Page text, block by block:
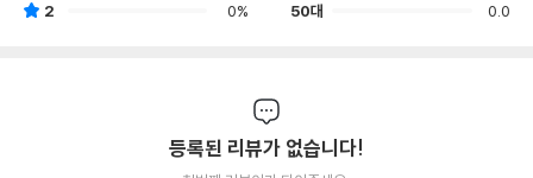
2
0%
50대
0.0
등록된 리뷰가 없습니다!